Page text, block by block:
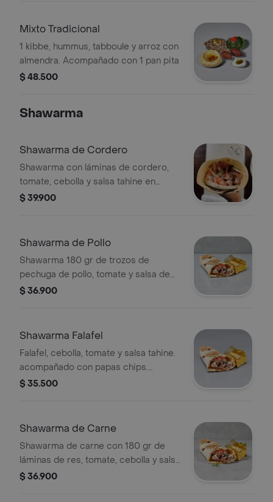
Mixto Tradicional
1 kibbe, hummus, tabboule y arroz con
almendra. Acompañado con 1 pan pita
$ 48.500
Shawarma
Shawarma de Cordero
Shawarma con láminas de cordero,
tomate, cebolla y salsa tahine en
tortilla.
$ 39.900
Shawarma de Pollo
Shawarma 180 gr de trozos de
pechuga de pollo, tomate y salsa de
ajo . Acompañado con papas chips
$ 36.900
Shawarma Falafel
Falafel, cebolla, tomate y salsa tahine.
acompañado con papas chips.
(vegetariano).
$ 35.500
Shawarma de Carne
Shawarma de carne con 180 gr de
láminas de res, tomate, cebolla y salsa
tahine. Acompañado de papas chips.
$ 36.900